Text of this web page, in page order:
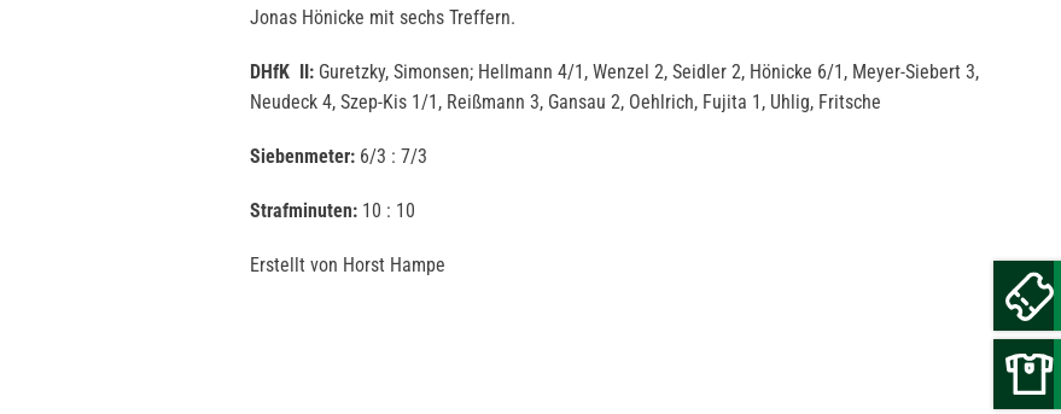
Jonas Hönicke mit sechs Treffern.
DHfK II: Guretzky, Simonsen; Hellmann 4/1, Wenzel 2, Seidler 2, Hönicke 6/1, Meyer-Siebert 3,
Neudeck 4, Szep-Kis 1/1, Reißmann 3, Gansau 2, Oehlrich, Fujita 1, Uhlig, Fritsche
Siebenmeter: 6/3 : 7/3
Strafminuten: 10 : 10
Erstellt von Horst Hampe